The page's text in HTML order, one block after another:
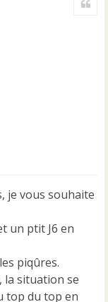
je vous souhaite
un ptit J6 en
piqûres.
la situation se
top du top en